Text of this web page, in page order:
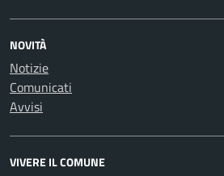
NOVITÀ
Notizie
Comunicati
Avvisi
VIVERE IL COMUNE